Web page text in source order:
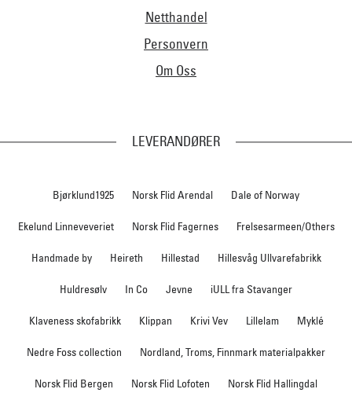
Netthandel
Personvern
Om Oss
LEVERANDØRER
Bjørklund1925 Norsk Flid Arendal Dale of Norway
Ekelund Linneveveriet Norsk Flid Fagernes Frelsesarmeen/Others
Handmade by Heireth Hillestad Hillesvåg Ullvarefabrikk
Huldresølv In Co Jevne iULL fra Stavanger
Klaveness skofabrikk Klippan Krivi Vev Lillelam Myklé
Nedre Foss collection Nordland, Troms, Finnmark materialpakker
Norsk Flid Bergen Norsk Flid Lofoten Norsk Flid Hallingdal